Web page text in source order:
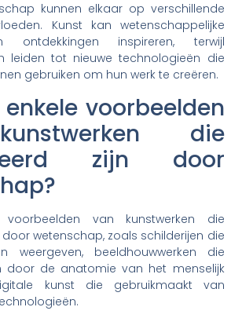
kunnen elkaar op verschillende
Kunst kan wetenschappelijke
ontdekkingen inspireren, terwijl
leiden tot nieuwe technologieën die
gebruiken om hun werk te creëren.
voorbeelden
die
zijn door
van kunstwerken die
wetenschap, zoals schilderijen die
weergeven, beeldhouwwerken die
door de anatomie van het menselijk
kunst die gebruikmaakt van